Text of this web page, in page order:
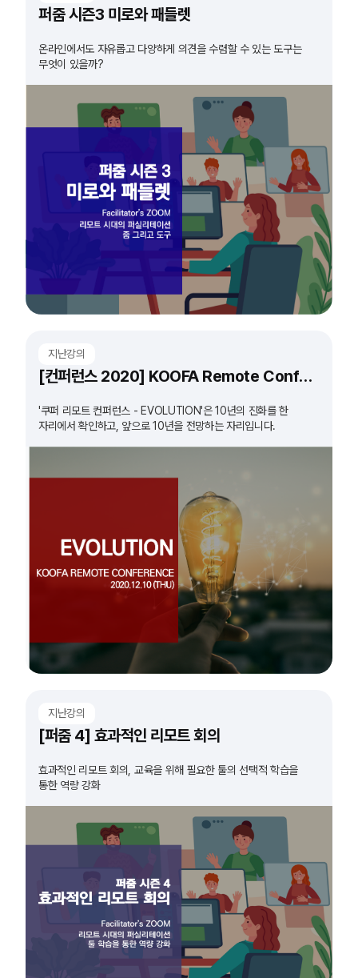
퍼줌 시즌3 미로와 패들렛
온라인에서도 자유롭고 다양하게 의견을 수렴할 수 있는 도구는
무엇이 있을까?
지난강의
[컨퍼런스 2020] KOOFA Remote Conference 'EVOLUTION'
'쿠퍼 리모트 컨퍼런스 - EVOLUTION'은 10년의 진화를 한
자리에서 확인하고, 앞으로 10년을 전망하는 자리입니다.
지난강의
[퍼줌 4] 효과적인 리모트 회의
효과적인 리모트 회의, 교육을 위해 필요한 툴의 선택적 학습을
통한 역량 강화